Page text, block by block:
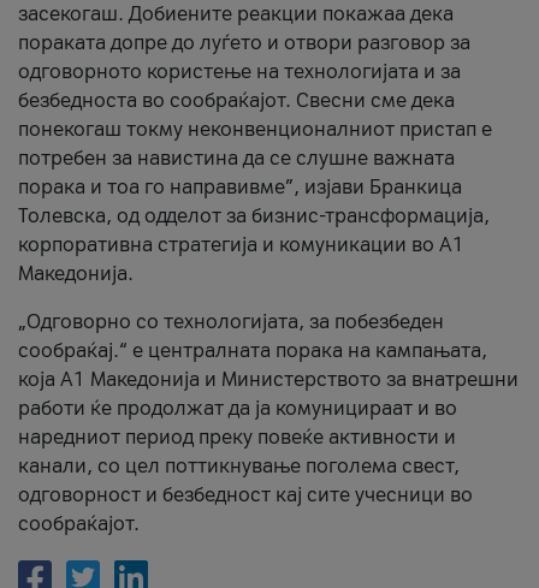
засекогаш. Добиените реакции покажаа дека
пораката допре до луѓето и отвори разговор за
одговорното користење на технологијата и за
безбедноста во сообраќајот. Свесни сме дека
понекогаш токму неконвенционалниот пристап е
потребен за навистина да се слушне важната
порака и тоа го направивме”, изјави Бранкица
Толевска, од одделот за бизнис-трансформација,
корпоративна стратегија и комуникации во А1
Македонија.
„Одговорно со технологијата, за побезбеден
сообраќај.“ е централната порака на кампањата,
која A1 Македонија и Министерството за внатрешни
работи ќе продолжат да ја комуницираат и во
наредниот период преку повеќе активности и
канали, со цел поттикнување поголема свест,
одговорност и безбедност кај сите учесници во
сообраќајот.